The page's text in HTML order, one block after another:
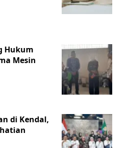
Hukum
Mesin
di Kendal,